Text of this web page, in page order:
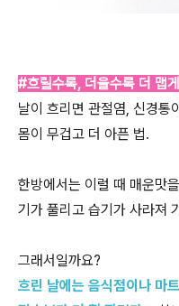
#흐릴수록, 더울수록 더 맵게
날이 흐리면 관절염, 신경통
몸이 무겁고 더 아픈 법.
한방에서는 이럴 때 매운맛
기가 풀리고 습기가 사라져
그래서일까요?
흐린 날에는 음식점이나 마